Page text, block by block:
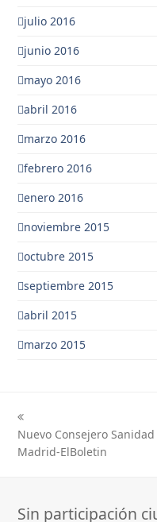
julio 2016
junio 2016
mayo 2016
abril 2016
marzo 2016
febrero 2016
enero 2016
noviembre 2015
octubre 2015
septiembre 2015
abril 2015
marzo 2015
previous
post:
Nuevo Consejero Sanidad
Madrid-ElBoletin
Sin participación